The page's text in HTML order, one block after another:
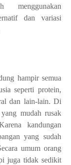
menggunakan
dan variasi
hampir semua
seperti protein,
dan lain-lain. Di
mudah rusak
kandungan
yang sudah
umum orang
juga tidak sedikit